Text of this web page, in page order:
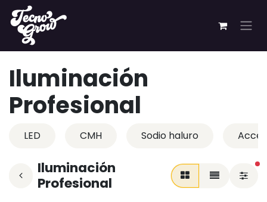
Ir al contenido
Iluminación
Profesional
LED CMH Sodio haluro
Iluminación
Profesional